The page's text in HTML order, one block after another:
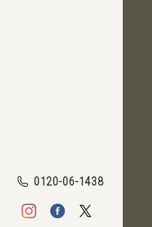
0120-06-1438